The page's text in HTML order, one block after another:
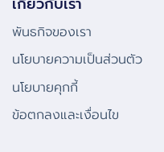
พันธกิจของเรา
นโยบายความเป็นส่วนตัว
นโยบายคุกกี้
ข้อตกลงและเงื่อนไข